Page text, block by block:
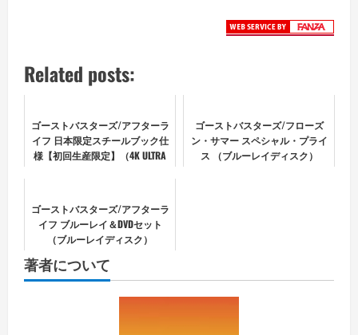
Related posts:
ゴーストバスターズ/アフターラ
イフ 日本限定スチールブック仕
様【初回生産限定】（4K ULTRA
ゴーストバスターズ/フローズ
ン・サマー スペシャル・プライ
ス （ブルーレイディスク）
ゴーストバスターズ/アフターラ
イフ ブルーレイ＆DVDセット
（ブルーレイディスク）
著者について